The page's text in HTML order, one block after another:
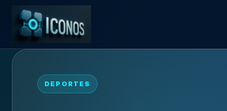
DEPORTES